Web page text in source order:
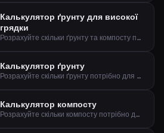
Калькулятор ґрунту для високої
грядки
Розрахуйте скільки ґрунту та компосту потрібно для заповнення високої грядки
Калькулятор ґрунту
Розрахуйте скільки ґрунту потрібно для клумб, високих грядок або нового озеленення
Калькулятор компосту
Розрахуйте скільки компосту потрібно для клумб та газонів